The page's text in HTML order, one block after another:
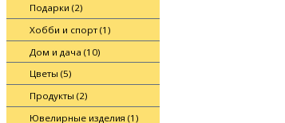
Подарки (2)
Хобби и спорт (1)
Дом и дача (10)
Цветы (5)
Продукты (2)
Ювелирные изделия (1)